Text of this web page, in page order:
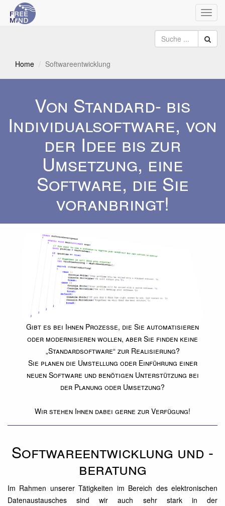
Home Softwareentwicklung
Von Standard- bis
Individualsoftware, von
der Idee bis zur
Umsetzung, eine
Software, die Sie
voranbringt!
Gibt es bei Ihnen Prozesse, die Sie automatisieren
oder modernisieren wollen, aber Sie finden keine
Standardsoftware zur Realisierung?
Sie planen die Umstellung oder Einführung einer
neuen Software und benötigen Unterstützung bei
der Planung oder Umsetzung?
Wir stehen Ihnen dabei gerne zur Verfügung!
Softwareentwicklung und -
beratung
Im Rahmen unserer Tätigkeiten im Bereich des elektronischen
Datenaustausches sind wir auch sehr stark in der